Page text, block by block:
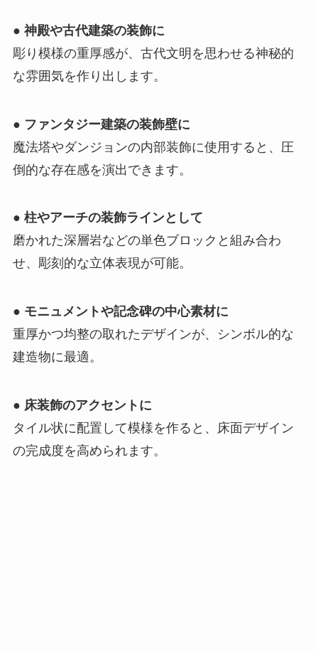
● 神殿や古代建築の装飾に
彫り模様の重厚感が、古代文明を思わせる神秘的
な雰囲気を作り出します。
● ファンタジー建築の装飾壁に
魔法塔やダンジョンの内部装飾に使用すると、圧
倒的な存在感を演出できます。
● 柱やアーチの装飾ラインとして
磨かれた深層岩などの単色ブロックと組み合わ
せ、彫刻的な立体表現が可能。
● モニュメントや記念碑の中心素材に
重厚かつ均整の取れたデザインが、シンボル的な
建造物に最適。
● 床装飾のアクセントに
タイル状に配置して模様を作ると、床面デザイン
の完成度を高められます。